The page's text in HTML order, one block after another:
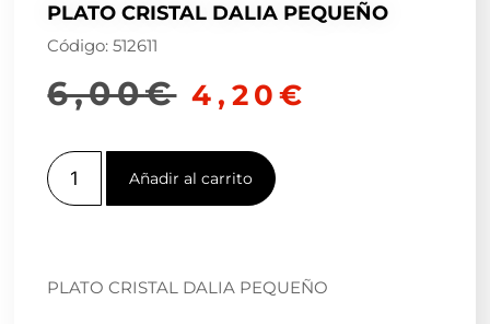
PLATO CRISTAL DALIA PEQUEÑO
Código: 512611
6,00€ 4,20€
Añadir al carrito
PLATO CRISTAL DALIA PEQUEÑO